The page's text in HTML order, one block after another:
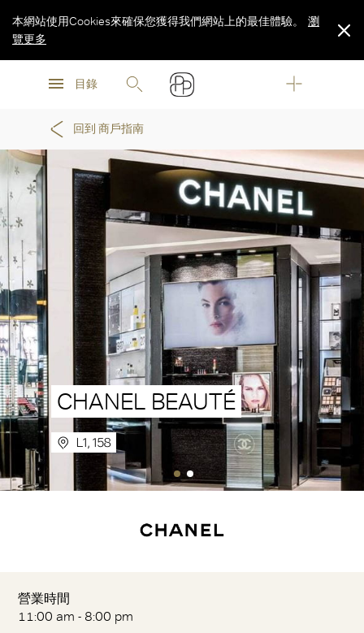
瀏
目錄
本網站使用Cookies來確保您獲得我們網站上的最佳體驗。
瀏
覽更多
回到 商戶指南
CHANEL BEAUTÉ
L1, 158
營業時間
11:00 am - 8:00 pm